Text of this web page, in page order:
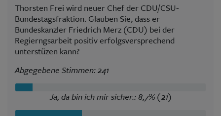
Thorsten Frei wird neuer Chef der CDU/CSU-
Bundestagsfraktion. Glauben Sie, dass er
Bundeskanzler Friedrich Merz (CDU) bei der
Regierngsarbeit positiv erfolgsversprechend
unterstüzen kann?
Abgegebene Stimmen: 241
Ja, da bin ich mir sicher.: 8,7% (21)